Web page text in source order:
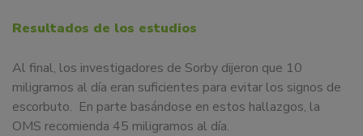
Resultados de los estudios
Al final, los investigadores de Sorby dijeron que 10
miligramos al día eran suficientes para evitar los signos de
escorbuto. En parte basándose en estos hallazgos, la
OMS recomienda 45 miligramos al día.